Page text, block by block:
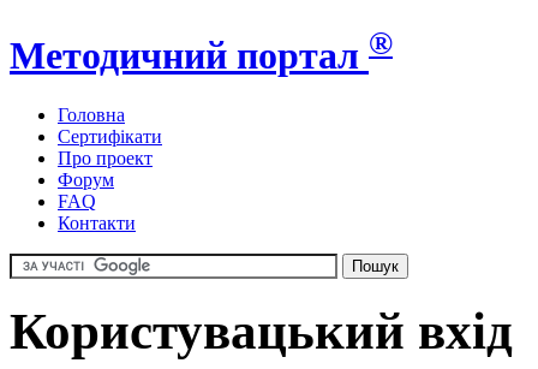
Методичний портал ®
Головна
Сертифікати
Про проект
Форум
FAQ
Контакти
Користувацький вхід